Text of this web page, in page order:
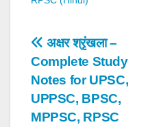
Post
navigation
अक्षर श्रृंखला –
Complete Study
Notes for UPSC,
UPPSC, BPSC,
MPPSC, RPSC